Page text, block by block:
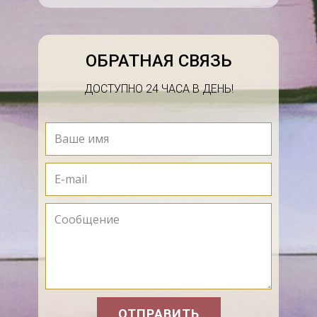
нормальное размещение и эксплуатация
Плановый ветеринарный контроль за
выделение, изоляция и лечение больных.
Регулярная очистка и дезинфекция помещений,
инвентаря, территории.
Своевременная уборка, обеззараживание и
утилизация навоза, трупов животных,
производственных и биологических отходов.
дезинсекции и дезинфекции.
Поддержание в надлежащем санитарном
состоянии пастбищ, скотопрогонных трасс и
ОБРАТНАЯ СВЯЗЬ
ДОСТУПНО 24 ЧАСА В ДЕНЬ!
ОТПРАВИТЬ